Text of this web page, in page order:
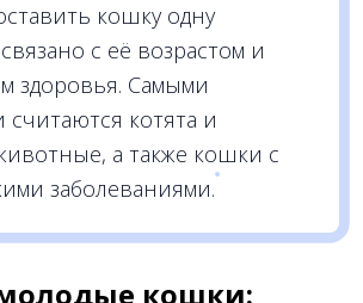
кошку одну
с её возрастом и
здоровья. Самыми
котята и
а также кошки с
заболеваниями.
кошки: